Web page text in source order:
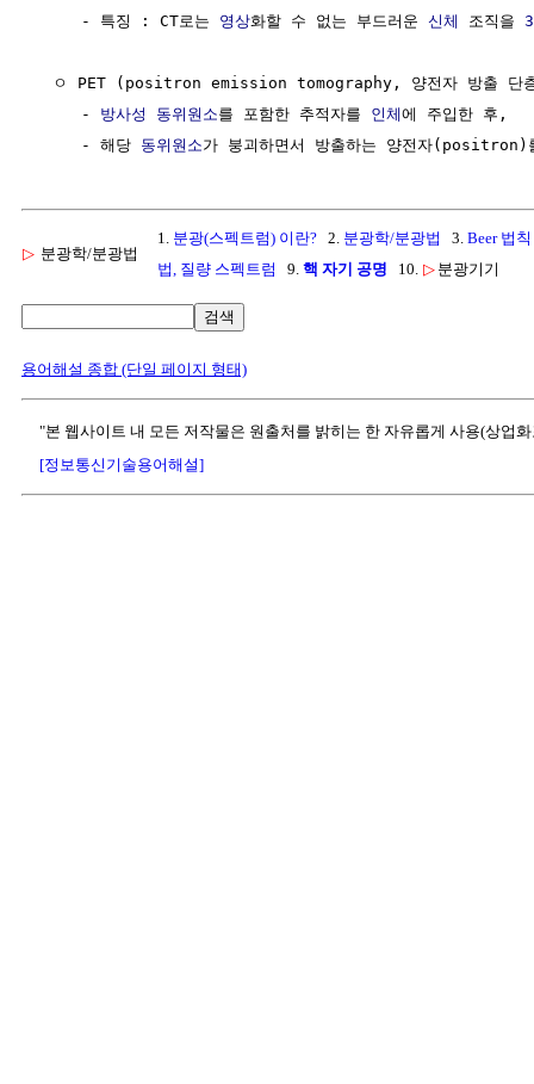
     - 특징 : CT로는
영상화할 수 없는 부드러운 신체 조직을
ㅇ PET (positron emission tomography, 양전자 방출 단층
     -
방사성 동위원소를 포함한 추적자를 인체에 주입한 후,
     - 해당
동위원소
▷ 분광학/분광법
1. 분광(스펙트럼) 이란? 2. 분광학/분광법 3. Beer 법칙
법, 질량 스펙트럼
9. 핵 자기 공명 10. ▷ 분광기기
검색
용어해설 종합 (단일 페이지 형태)
"본 웹사이트 내 모든 저작물은 원출처를 밝히는 한 자유롭게 사용(상업
[정보통신기술용어해설]